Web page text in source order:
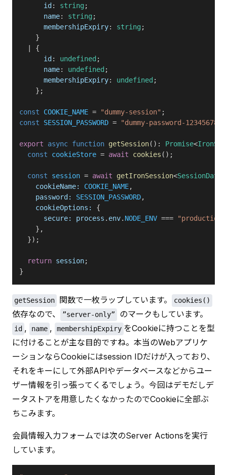
      id
: string ;
      name
: string ;
      membershipExpiry
: string ;
    }
  | {
      id
: undefined ;
      name
: undefined ;
      membershipExpiry
: undefined ;
    };
const COOKIE_NAME = "dummy-session" ;
const SESSION_PASSWORD = "dummy-password-
export async function getSession(): Promise<
  const
cookieStore = await cookies ();
  const
session = await getIronSession<SessionData
    cookieName:
COOKIE_NAME,
    password:
SESSION_PASSWORD,
    cookieOptions:
{
      secure:
process . env. NODE_ENV === "production"
    },
  });
  return
session;
}
getSession 関数で一枚ラップしています。 cookies()
依存なので、 ”server-only” のマークもしています。
id , name , membershipExpiry をCookieに持つことを型
に付けることが主な目的ですね。本当のWebアプリケ
ーションならCookieにはsession IDだけが入っており、
それをキーにして外部APIやデータベースなどからユー
ザー情報を引っ張ってくるでしょう。今回はデモだしデ
ータストアを用意したくなかったのでCookieに全部ぶ
ちこみます。
会員情報入力フォームでは次のServer Actionsを実行
しています。